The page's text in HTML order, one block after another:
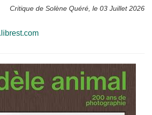
Critique de Solène Quéré, le 03 Juillet 2026